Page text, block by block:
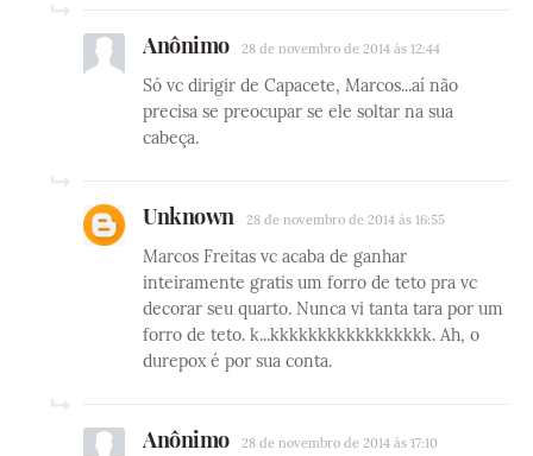
Anônimo 28 de novembro de 2014 às 12:44
Só vc dirigir de Capacete, Marcos...aí não
precisa se preocupar se ele soltar na sua
cabeça.
Unknown 28 de novembro de 2014 às 16:55
Marcos Freitas vc acaba de ganhar
inteiramente gratis um forro de teto pra vc
decorar seu quarto. Nunca vi tanta tara por um
forro de teto. k...kkkkkkkkkkkkkkkkk. Ah, o
durepox é por sua conta.
Anônimo 28 de novembro de 2014 às 17:10